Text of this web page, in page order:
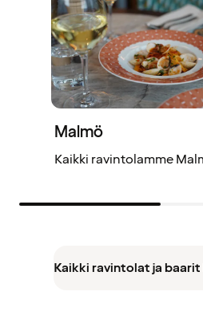
Malmö
Kaikki ravintolamme
Kaikki ravintolat ja